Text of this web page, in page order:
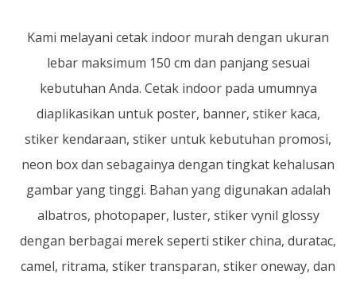
Kami melayani cetak indoor murah dengan ukuran
lebar maksimum 150 cm dan panjang sesuai
kebutuhan Anda. Cetak indoor pada umumnya
diaplikasikan untuk poster, banner, stiker kaca,
stiker kendaraan, stiker untuk kebutuhan promosi,
neon box dan sebagainya dengan tingkat kehalusan
gambar yang tinggi. Bahan yang digunakan adalah
albatros, photopaper, luster, stiker vynil glossy
dengan berbagai merek seperti stiker china, duratac,
camel, ritrama, stiker transparan, stiker oneway, dan